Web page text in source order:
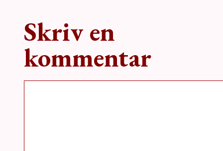
Skriv en
kommentar